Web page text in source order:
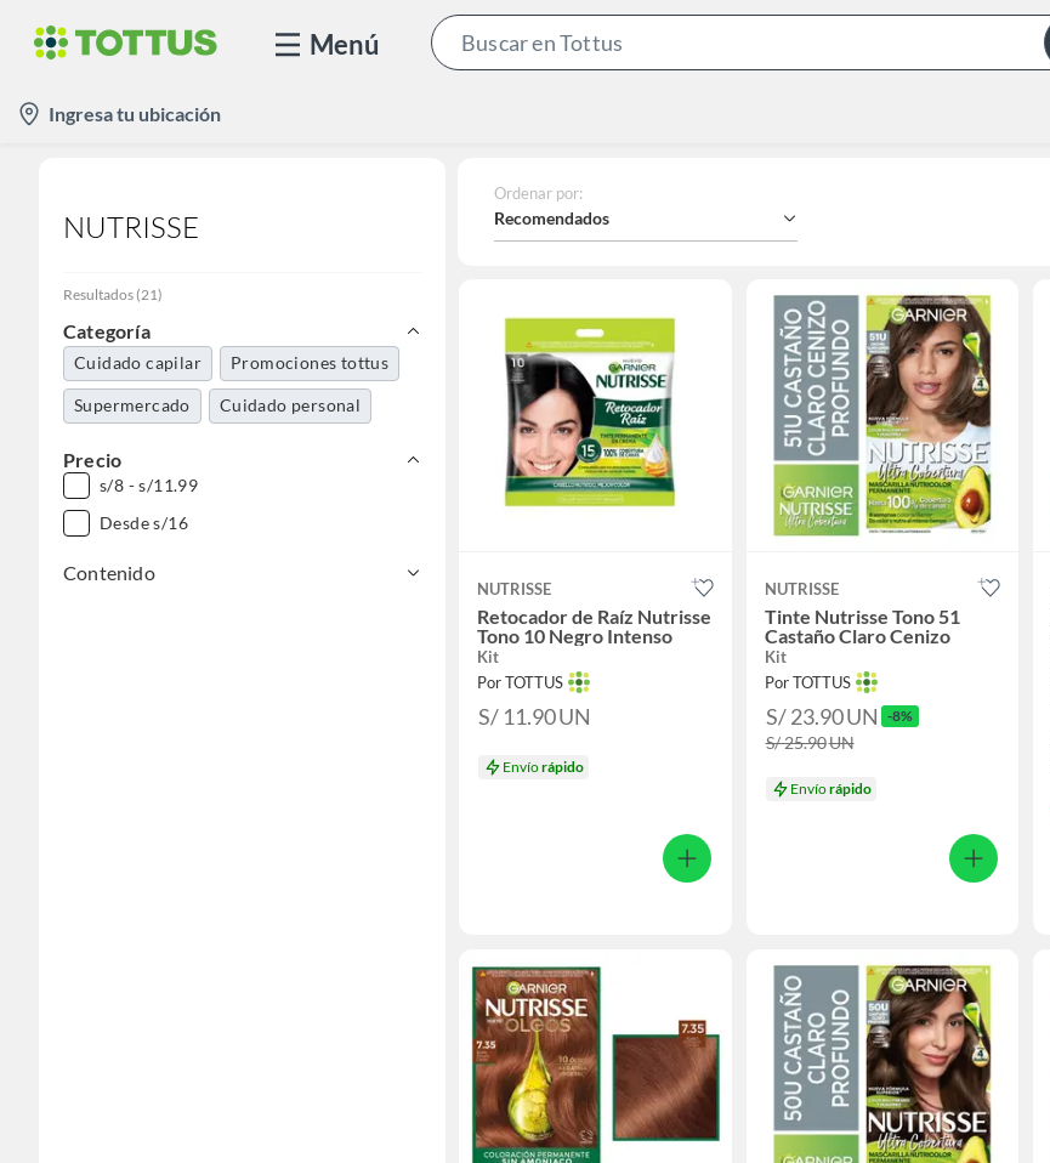
Menú
Bar
location-
icon
Ingresa tu ubicación
NUTRISSE
Resultados (21)
Categoría
Cuidado capilar Promociones tottus
Supermercado Cuidado personal
Precio
s/8 - s/11.99
Desde s/16
Contenido
Ordenar por:
Recomendados
NUTRISSE
Retocador de Raíz Nutrisse
Tono 10 Negro Intenso
Kit
Por TOTTUS
S/ 11.90UN
Envíorápido
NUTRISSE
Tinte Nutrisse Tono 51
Castaño Claro Cenizo
Kit
Por TOTTUS
S/ 23.90UN -8%
S/ 25.90UN
Envíorápido